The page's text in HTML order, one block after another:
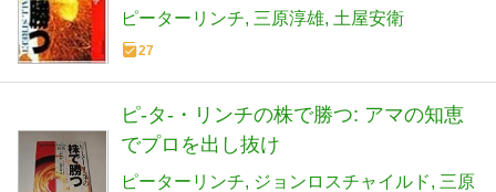
ピーターリンチ 三原淳雄 土屋安衛
27
ピ-タ-・リンチの株で勝つ: アマの知恵
でプロを出し抜け
ピーターリンチ ジョンロスチャイルド
三原